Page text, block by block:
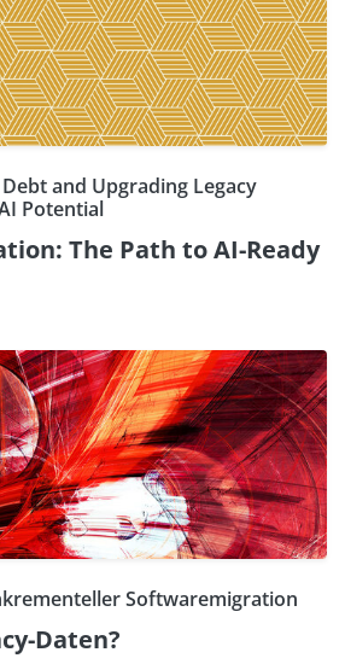
and Upgrading Legacy
Potential
The Path to AI-Ready
Softwaremigration
Daten?